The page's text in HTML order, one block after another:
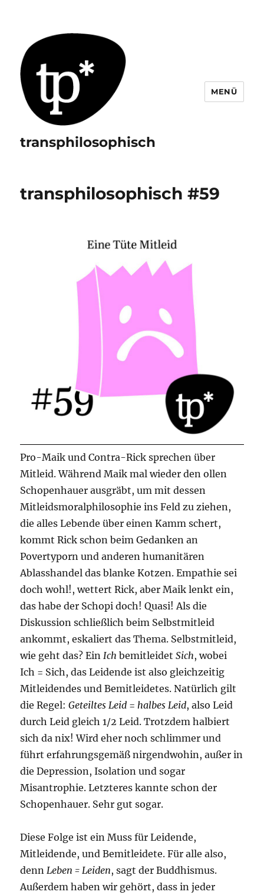
transphilosophisch
MENÜ
transphilosophisch #59
Pro-Maik und Contra-Rick sprechen über
Mitleid. Während Maik mal wieder den ollen
Schopenhauer ausgräbt, um mit dessen
Mitleidsmoralphilosophie ins Feld zu ziehen,
die alles Lebende über einen Kamm schert,
kommt Rick schon beim Gedanken an
Povertyporn und anderen humanitären
Ablasshandel das blanke Kotzen. Empathie sei
doch wohl!, wettert Rick, aber Maik lenkt ein,
das habe der Schopi doch! Quasi! Als die
Diskussion schließlich beim Selbstmitleid
ankommt, eskaliert das Thema. Selbstmitleid,
wie geht das? EinIch bemitleidetSich, wobei
Ich = Sich, das Leidende ist also gleichzeitig
Mitleidendes und Bemitleidetes. Natürlich gilt
die Regel:Geteiltes Leid =halbes Leid, also Leid
durch Leid gleich 1/2 Leid. Trotzdem halbiert
sich da nix! Wird eher noch schlimmer und
führt erfahrungsgemäß nirgendwohin, außer in
die Depression, Isolation und sogar
Misantrophie. Letzteres kannte schon der
Schopenhauer. Sehr gut sogar.
Diese Folge ist ein Muss für Leidende,
Mitleidende, und Bemitleidete. Für alle also,
dennLeben = Leiden, sagt der Buddhismus.
Außerdem haben wir gehört, dass in jeder